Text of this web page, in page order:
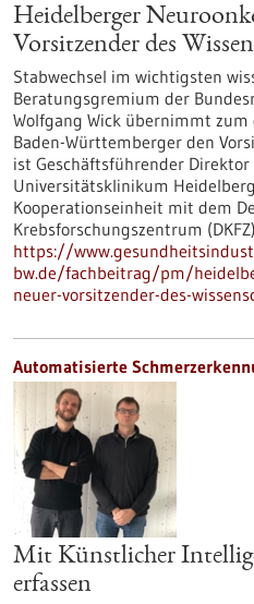
Heidelberger
Vorsitzender des
Stabwechsel im wichtigsten
Beratungsgremium der
Wolfgang Wick übernimmt
Baden-Württemberger den
ist Geschäftsführender
Universitätsklinikum
Kooperationseinheit mit dem
Krebsforschungszentrum
https://
bw.de/fachbeitrag/pm/
neuer-vorsitzender-des-
Automatisierte
Mit Künstlicher
erfassen